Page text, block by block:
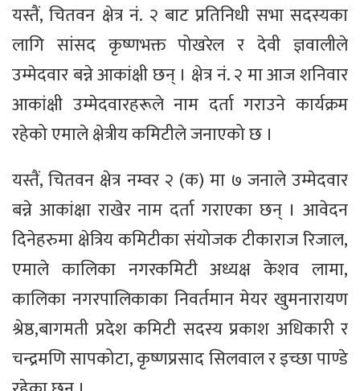
यस्तैं, चितवन क्षेत्र नं. २ बाट प्रतिनिधी सभा सदस्यका
लागि सांसद कृष्णभक्त पोखरेल र देवी ज्ञवालीले
उम्मेदवार बन्ने आकांक्षी छन् । क्षेत्र नं. २ मा आज शनिवार
आकांक्षी उम्मेदवारहरूले नाम दर्ता गराउने कार्यक्रम
रहेको एमाले क्षेत्रीय कमिटीले जनाएको छ ।
यस्तैं, चितवन क्षेत्र नम्वर २ (क) मा ७ जनाले उम्मेदवार
बन्ने आकांक्षा राखेर नाम दर्ता गराएका छन् । आवेदन
दिनेहरुमा क्षेत्रिय कमिटीका संयोजक टीकाराज रिजाल,
एमाले कालिका नगरकमिटी अध्यक्ष केशव लामा,
कालिका नगरपालिकाका निवर्तमान मेयर खुमनारायण
श्रेष्ठ,बागमती प्रदेश कमिटी सदस्य प्रकाश अधिकारी र
चन्द्रमणि सापकोटा, कृष्णप्रसाद सिलवाल र इच्छा पाण्डे